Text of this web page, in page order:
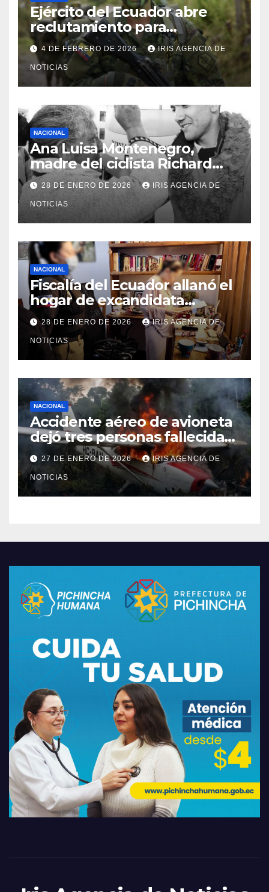
Ejército del Ecuador abre
reclutamiento para
bachilleres a partir de este
viernes 6 de febrero
4 DE FEBRERO DE 2026 IRIS AGENCIA DE
NOTICIAS
NACIONAL
Ana Luisa Montenegro,
madre del ciclista Richard
Carapaz falleció en Tulcán, a
los 73 años
28 DE ENERO DE 2026 IRIS AGENCIA DE
NOTICIAS
NACIONAL
Fiscalía del Ecuador allanó el
hogar de excandidata
presidencial vinculada al caso
Caja Chica
28 DE ENERO DE 2026 IRIS AGENCIA DE
NOTICIAS
NACIONAL
Accidente aéreo de avioneta
dejó tres personas fallecidas
en provincia de Morona
Santiago
27 DE ENERO DE 2026 IRIS AGENCIA DE
NOTICIAS